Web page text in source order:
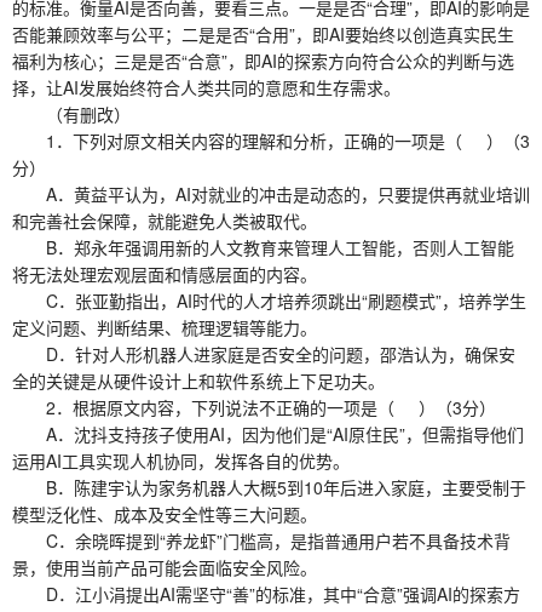
的标准。衡量AI是否向善，要看三点。一是是否“合理”，即AI的影响是
否能兼顾效率与公平；二是是否“合用”，即AI要始终以创造真实民生
福利为核心；三是是否“合意”，即AI的探索方向符合公众的判断与选
择，让AI发展始终符合人类共同的意愿和生存需求。
（有删改）
1．下列对原文相关内容的理解和分析，正确的一项是（ ）（3
分）
A．黄益平认为，AI对就业的冲击是动态的，只要提供再就业培训
和完善社会保障，就能避免人类被取代。
B．郑永年强调用新的人文教育来管理人工智能，否则人工智能
将无法处理宏观层面和情感层面的内容。
C．张亚勤指出，AI时代的人才培养须跳出“刷题模式”，培养学生
定义问题、判断结果、梳理逻辑等能力。
D．针对人形机器人进家庭是否安全的问题，邵浩认为，确保安
全的关键是从硬件设计上和软件系统上下足功夫。
2．根据原文内容，下列说法不正确的一项是（ ）（3分）
A．沈抖支持孩子使用AI，因为他们是“AI原住民”，但需指导他们
运用AI工具实现人机协同，发挥各自的优势。
B．陈建宇认为家务机器人大概5到10年后进入家庭，主要受制于
模型泛化性、成本及安全性等三大问题。
C．余晓晖提到“养龙虾”门槛高，是指普通用户若不具备技术背
景，使用当前产品可能会面临安全风险。
D．江小涓提出AI需坚守“善”的标准，其中“合意”强调AI的探索方